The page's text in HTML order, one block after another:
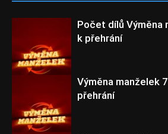
Epizody
Počet dílů Výměna
k přehrání
Výměna manželek
přehrání